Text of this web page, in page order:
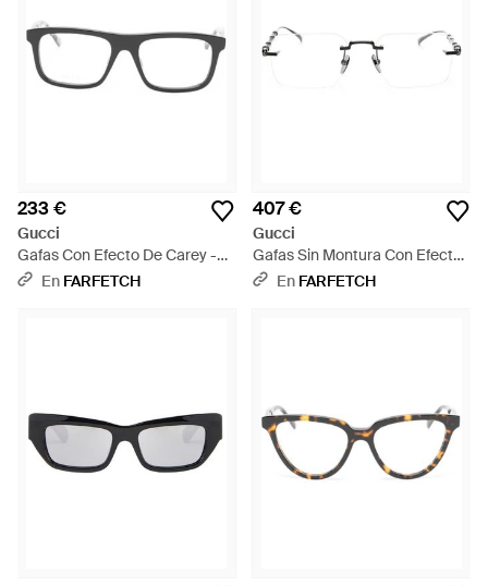
233 €
Gucci
Gafas Con Efecto De Carey -
Negro
En FARFETCH
407 €
Gucci
Gafas Sin Montura Con Efecto
De Bambú - Blanco
En FARFETCH